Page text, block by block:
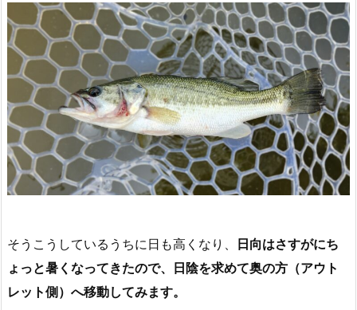
そうこうしているうちに日も高くなり、
日向はさすがにち
ょっと暑くなってきたので、日陰を求めて奥の方（アウト
レット側）へ移動してみます。